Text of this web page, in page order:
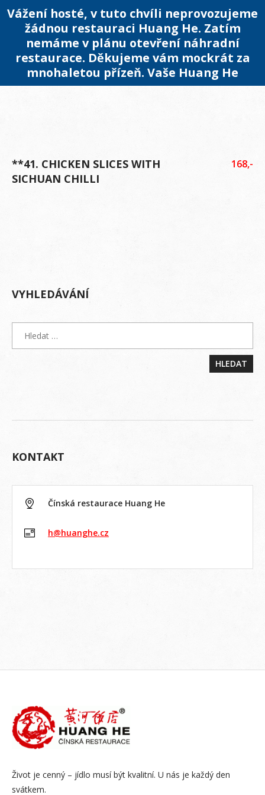
Vážení hosté, v tuto chvíli neprovozujeme
žádnou restauraci Huang He. Zatím
nemáme v plánu otevření náhradní
restaurace. Děkujeme vám mockrát za
mnohaletou přízeň. Vaše Huang He
**41. CHICKEN SLICES WITH
SICHUAN CHILLI
168,-
VYHLEDÁVÁNÍ
KONTAKT
Čínská restaurace Huang He
h@huanghe.cz
Život je cenný – jídlo musí být kvalitní. U nás je každý den
svátkem.